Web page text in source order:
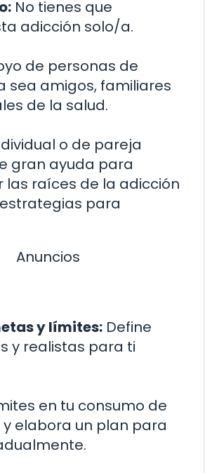
No tienes que
adicción solo/a.
de personas de
sea amigos, familiares
de la salud.
o de pareja
gran ayuda para
raíces de la adicción
para
Anuncios
y límites: Define
y realistas para ti
en tu consumo de
elabora un plan para